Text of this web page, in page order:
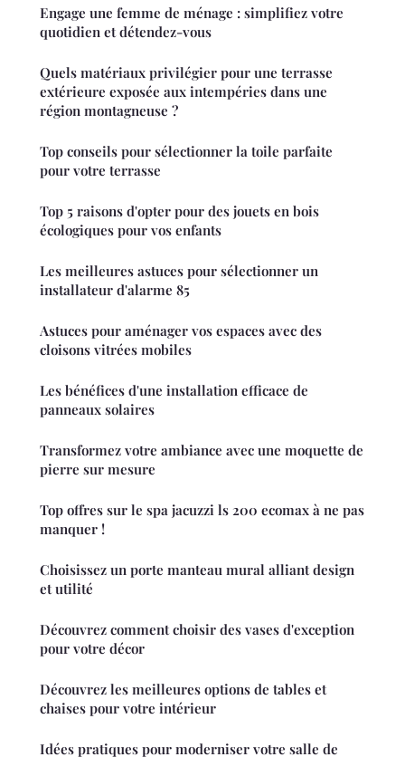
Engage une femme de ménage : simplifiez votre
quotidien et détendez-vous
Quels matériaux privilégier pour une terrasse
extérieure exposée aux intempéries dans une
région montagneuse ?
Top conseils pour sélectionner la toile parfaite
pour votre terrasse
Top 5 raisons d'opter pour des jouets en bois
écologiques pour vos enfants
Les meilleures astuces pour sélectionner un
installateur d'alarme 85
Astuces pour aménager vos espaces avec des
cloisons vitrées mobiles
Les bénéfices d'une installation efficace de
panneaux solaires
Transformez votre ambiance avec une moquette de
pierre sur mesure
Top offres sur le spa jacuzzi ls 200 ecomax à ne pas
manquer !
Choisissez un porte manteau mural alliant design
et utilité
Découvrez comment choisir des vases d'exception
pour votre décor
Découvrez les meilleures options de tables et
chaises pour votre intérieur
Idées pratiques pour moderniser votre salle de